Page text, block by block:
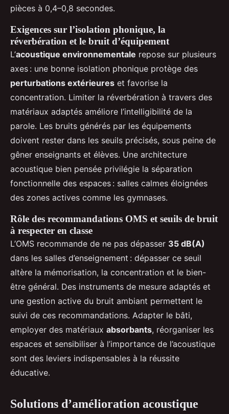
pièces à 0,4–0,8 secondes.
Exigences sur l’isolation phonique, la
réverbération et le bruit d’équipement
L’acoustique environnementale repose sur plusieurs
axes : une bonne isolation phonique protège des
perturbations extérieures et favorise la
concentration. Limiter la réverbération à travers des
matériaux adaptés améliore l’intelligibilité de la
parole. Les bruits générés par les équipements
doivent rester dans les seuils précisés, sous peine de
gêner enseignants et élèves. Une architecture
acoustique bien pensée privilégie la séparation
fonctionnelle des espaces : salles calmes éloignées
des zones actives comme les gymnases.
Rôle des recommandations OMS et seuils de bruit
à respecter en classe
L’OMS recommande de ne pas dépasser 35 dB(A)
dans les salles d’enseignement : dépasser ce seuil
altère la mémorisation, la concentration et le bien-
être général. Des instruments de mesure adaptés et
une gestion active du bruit ambiant permettent le
suivi de ces recommandations. Adapter le bâti,
employer des matériaux absorbants, réorganiser les
espaces et sensibiliser à l’importance de l’acoustique
sont des leviers indispensables à la réussite
éducative.
Solutions d’amélioration acoustique